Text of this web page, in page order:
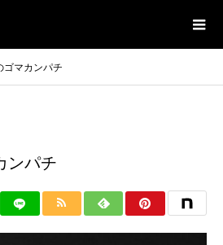
ゴマカンパチ
ンパチ